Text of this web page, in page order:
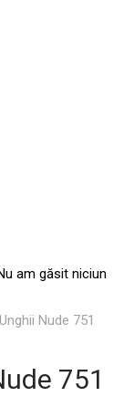
am găsit niciun
Nude 751
751